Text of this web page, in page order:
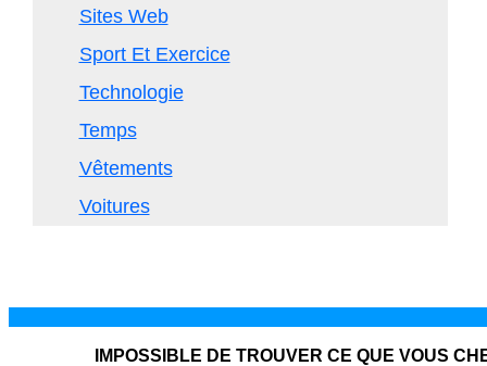
Sites Web
Sport Et Exercice
Technologie
Temps
Vêtements
Voitures
IMPOSSIBLE DE TROUVER CE QUE VOUS